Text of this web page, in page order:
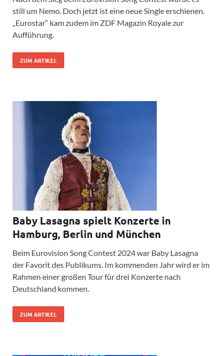
still um Nemo. Doch jetzt ist eine neue Single erschienen.
„Eurostar“ kam zudem im ZDF Magazin Royale zur
Aufführung.
ZUM ARTIKEL
Baby Lasagna spielt Konzerte in
Hamburg, Berlin und München
Beim Eurovision Song Contest 2024 war Baby Lasagna
der Favorit des Publikums. Im kommenden Jahr wird er im
Rahmen einer großen Tour für drei Konzerte nach
Deutschland kommen.
ZUM ARTIKEL